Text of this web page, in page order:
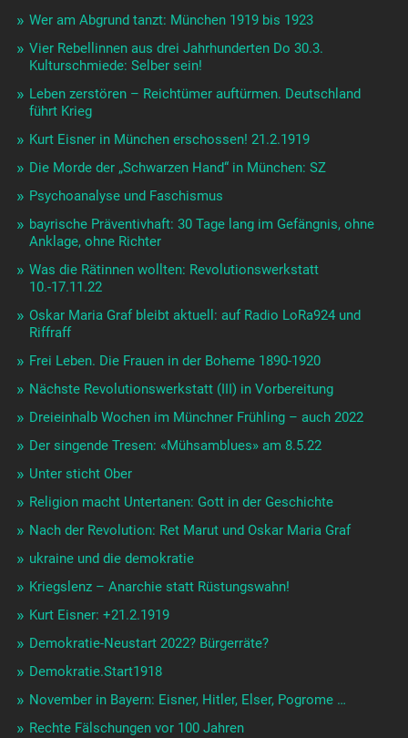
Wer am Abgrund tanzt: München 1919 bis 1923
Vier Rebellinnen aus drei Jahrhunderten Do 30.3.
Kulturschmiede: Selber sein!
Leben zerstören – Reichtümer auftürmen. Deutschland
führt Krieg
Kurt Eisner in München erschossen! 21.2.1919
Die Morde der „Schwarzen Hand“ in München: SZ
Psychoanalyse und Faschismus
bayrische Präventivhaft: 30 Tage lang im Gefängnis, ohne
Anklage, ohne Richter
Was die Rätinnen wollten: Revolutionswerkstatt
10.-17.11.22
Oskar Maria Graf bleibt aktuell: auf Radio LoRa924 und
Riffraff
Frei Leben. Die Frauen in der Boheme 1890-1920
Nächste Revolutionswerkstatt (III) in Vorbereitung
Dreieinhalb Wochen im Münchner Frühling – auch 2022
Der singende Tresen: «Mühsamblues» am 8.5.22
Unter sticht Ober
Religion macht Untertanen: Gott in der Geschichte
Nach der Revolution: Ret Marut und Oskar Maria Graf
ukraine und die demokratie
Kriegslenz – Anarchie statt Rüstungswahn!
Kurt Eisner: +21.2.1919
Demokratie-Neustart 2022? Bürgerräte?
Demokratie.Start1918
November in Bayern: Eisner, Hitler, Elser, Pogrome …
Rechte Fälschungen vor 100 Jahren